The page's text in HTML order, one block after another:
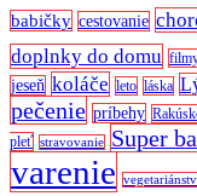
babičky cestovanie
doplnky do domu
jeseň koláče leto láska
pečenie príbehy
pleť stravovanie Super
varenie